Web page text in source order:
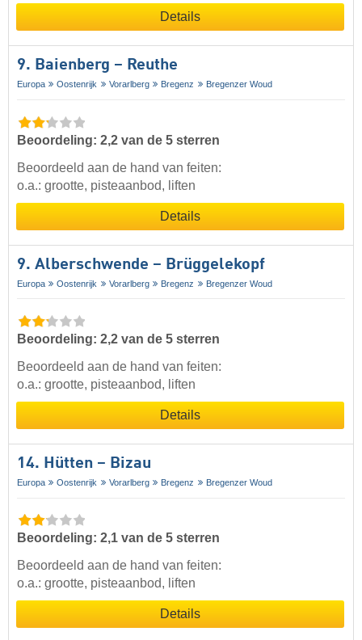
Details
9. Baienberg – Reuthe
Europa Oostenrijk Vorarlberg Bregenz Bregenzer Woud
Beoordeling: 2,2 van de 5 sterren
Beoordeeld aan de hand van feiten:
o.a.: grootte, pisteaanbod, liften
Details
9. Alberschwende – Brüggelekopf
Europa Oostenrijk Vorarlberg Bregenz Bregenzer Woud
Beoordeling: 2,2 van de 5 sterren
Beoordeeld aan de hand van feiten:
o.a.: grootte, pisteaanbod, liften
Details
14. Hütten – Bizau
Europa Oostenrijk Vorarlberg Bregenz Bregenzer Woud
Beoordeling: 2,1 van de 5 sterren
Beoordeeld aan de hand van feiten:
o.a.: grootte, pisteaanbod, liften
Details